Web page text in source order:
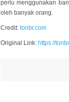
perlu menggunakan
oleh banyak orang.
Credit: tonbr.com
Original Link: https://